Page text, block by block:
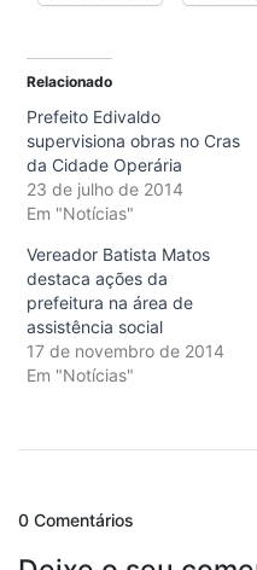
Relacionado
Prefeito Edivaldo
supervisiona obras no Cras
da Cidade Operária
23 de julho de 2014
Em "Notícias"
Vereador Batista Matos
destaca ações da
prefeitura na área de
assistência social
17 de novembro de 2014
Em "Notícias"
0 Comentários